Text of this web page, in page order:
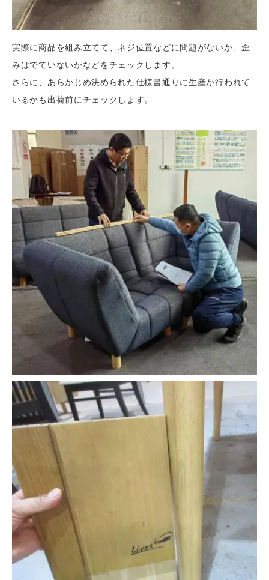
実際に商品を組み立てて、ネジ位置などに問題がないか、歪
みはでていないかなどをチェックします。
さらに、あらかじめ決められた仕様書通りに生産が行われて
いるかも出荷前にチェックします。